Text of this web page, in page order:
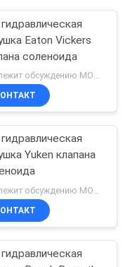
Eaton Vickers
соленоида
Подлежит обсуждению MOQ:300 шт.
Yuken клапана